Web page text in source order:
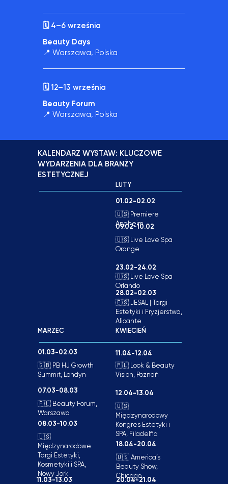
Beauty Days
📍 Warszawa, Polska
🗓️ 4–6 września
🗓️ 12–13 września
Beauty Forum
📍 Warszawa, Polska
KALENDARZ WYSTAW: KLUCZOWE
WYDARZENIA DLA BRANŻY
ESTETYCZNEJ
LUTY
01.02-02.02
🇺🇸 Premiere
Anaheim
09.02-10.02
🇺🇸 Live Love Spa
Orange
28.02-02.03
🇪🇸 JESAL | Targi
Estetyki i Fryzjerstwa,
Alicante
23.02-24.02
🇺🇸 Live Love Spa
Orlando
🇵🇱 Beauty Forum,
Warszawa
07.03-08.03
MARZEC
🇬🇧 PB HJ Growth
Summit, Londyn
01.03-02.03
08.03-10.03
🇺🇸
Międzynarodowe
Targi Estetyki,
Kosmetyki i SPA,
Nowy Jork
KWIECIEŃ
11.04-12.04
🇵🇱 Look & Beauty
Vision, Poznań
12.04-13.04
🇺🇸
Międzynarodowy
Kongres Estetyki i
SPA, Filadelfia
🇺🇸 America’s
Beauty Show,
Chicago
18.04-20.04
20.04-21.04
11.03-13.03